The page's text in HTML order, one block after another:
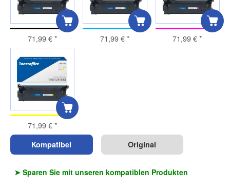
71,99 €* 71,99 €* 71,99 €*
71,99 €*
Kompatibel Original
➤ Sparen Sie mit unseren kompatiblen Produkten